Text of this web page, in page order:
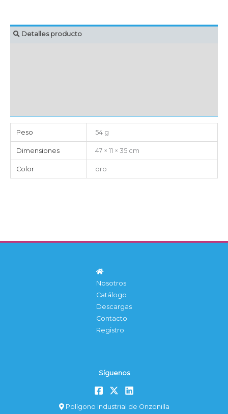
Detalles producto
Peso 54 g
Dimensiones 47 × 11 × 35 cm
Color oro
Nosotros
Catálogo
Descargas
Contacto
Registro
Síguenos
Polígono Industrial de Onzonilla